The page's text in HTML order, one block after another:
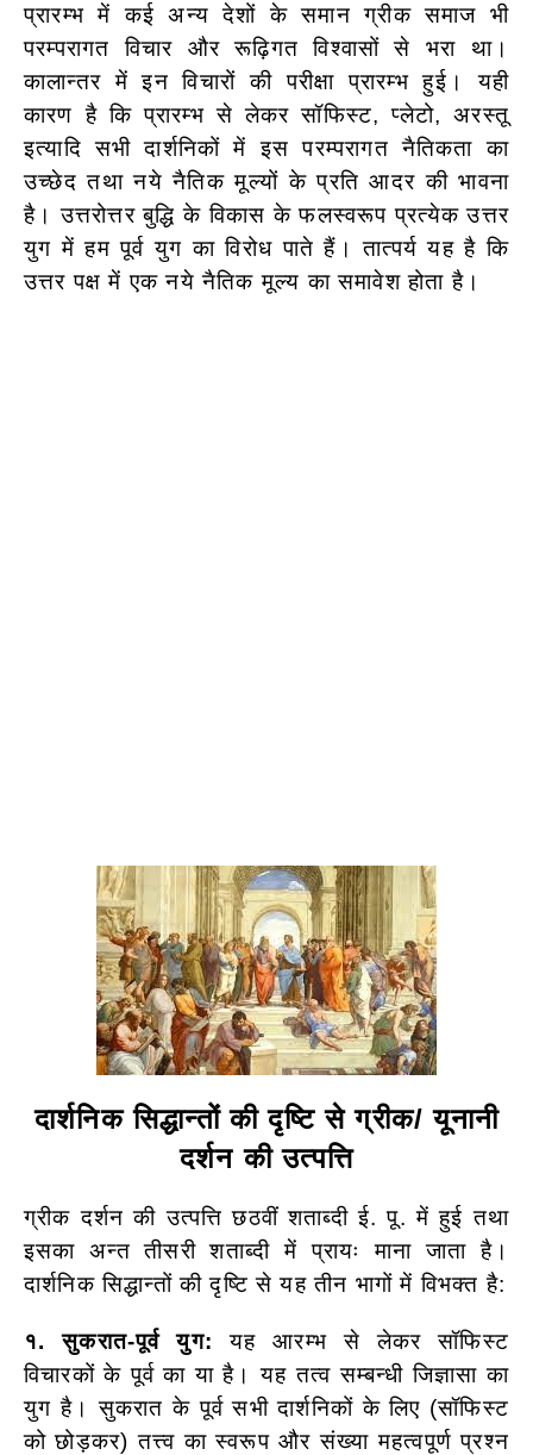
प्रारम्भ में कई अन्य देशों के समान ग्रीक समाज भी
परम्परागत विचार और रूढ़िगत विश्वासों से भरा था।
कालान्तर में इन विचारों की परीक्षा प्रारम्भ हुई। यही
कारण है कि प्रारम्भ से लेकर सॉफिस्ट, प्लेटो, अरस्तू
इत्यादि सभी दार्शनिकों में इस परम्परागत नैतिकता का
उच्छेद तथा नये नैतिक मूल्यों के प्रति आदर की भावना
है। उत्तरोत्तर बुद्धि के विकास के फलस्वरूप प्रत्येक उत्तर
युग में हम पूर्व युग का विरोध पाते हैं। तात्पर्य यह है कि
उत्तर पक्ष में एक नये नैतिक मूल्य का समावेश होता है।
दार्शनिक सिद्धान्तों की दृष्टि से ग्रीक/ यूनानी
दर्शन की उत्पत्ति
ग्रीक दर्शन की उत्पत्ति छठवीं शताब्दी ई. पू. में हुई तथा
इसका अन्त तीसरी शताब्दी में प्रायः माना जाता है।
दार्शनिक सिद्धान्तों की दृष्टि से यह तीन भागों में विभक्त है:
१. सुकरात-पूर्व युग: यह आरम्भ से लेकर सॉफिस्ट
विचारकों के पूर्व का या है। यह तत्व सम्बन्धी जिज्ञासा का
युग है। सुकरात के पूर्व सभी दार्शनिकों के लिए (सॉफिस्ट
को छोड़कर) तत्त्व का स्वरूप और संख्या महत्वपूर्ण प्रश्न